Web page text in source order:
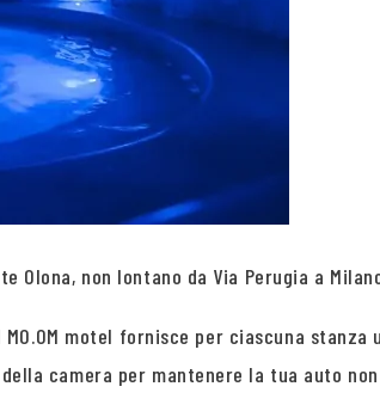
Olona, non lontano da Via Perugia a
motel fornisce per ciascuna
camera per mantenere la tua auto